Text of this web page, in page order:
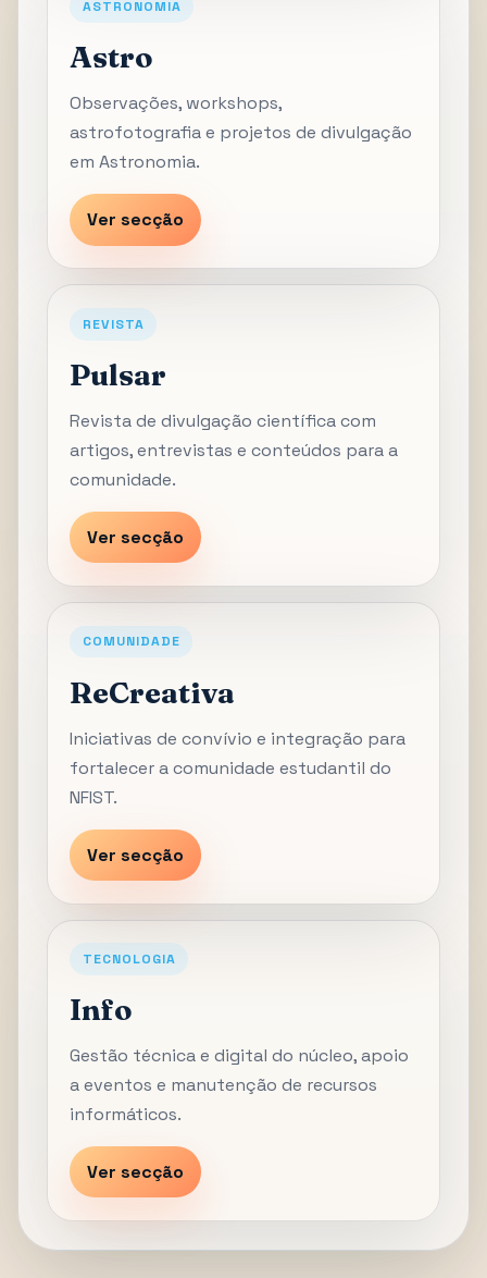
ASTRONOMIA
Astro
Observações, workshops,
astrofotografia e projetos de divulgação
em Astronomia.
Ver secção
REVISTA
Pulsar
Revista de divulgação científica com
artigos, entrevistas e conteúdos para a
comunidade.
Ver secção
COMUNIDADE
ReCreativa
Iniciativas de convívio e integração para
fortalecer a comunidade estudantil do
NFIST.
Ver secção
TECNOLOGIA
Info
Gestão técnica e digital do núcleo, apoio
a eventos e manutenção de recursos
informáticos.
Ver secção